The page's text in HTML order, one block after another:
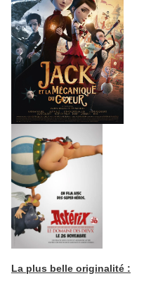
La plus belle originalité :